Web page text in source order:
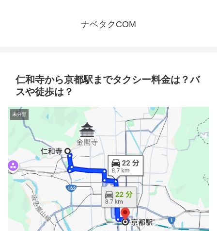
ナベタクCOM
仁和寺から京都駅までタクシー料金は？バ
スや徒歩は？
未分類